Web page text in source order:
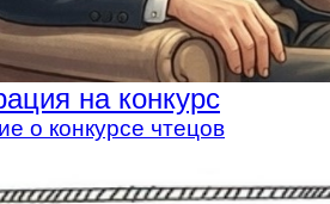
на конкурс
о конкурсе чтецов